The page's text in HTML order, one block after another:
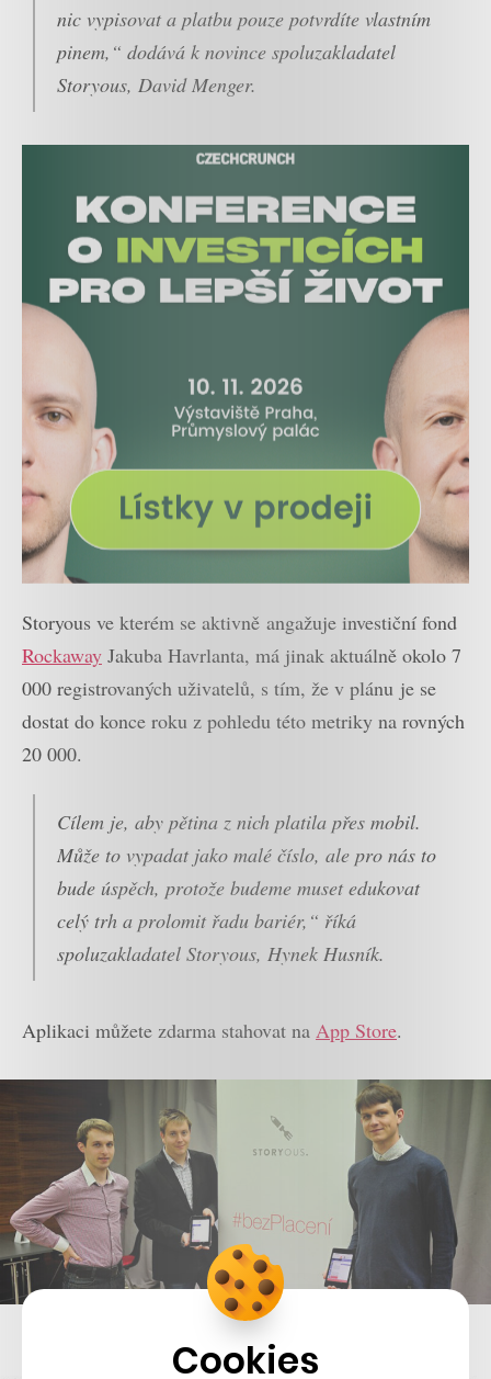
nic vypisovat a platbu pouze potvrdíte vlastním
pinem,“ dodává k novince spoluzakladatel
Storyous, David Menger.
Storyous ve kterém se aktivně angažuje investiční fond
Rockaway Jakuba Havrlanta, má jinak aktuálně okolo 7
000 registrovaných uživatelů, s tím, že v plánu je se
dostat do konce roku z pohledu této metriky na rovných
20 000.
Cílem je, aby pětina z nich platila přes mobil.
Může to vypadat jako malé číslo, ale pro nás to
bude úspěch, protože budeme muset edukovat
celý trh a prolomit řadu bariér,“ říká
spoluzakladatel Storyous, Hynek Husník.
Aplikaci můžete zdarma stahovat na App Store.
Cookies